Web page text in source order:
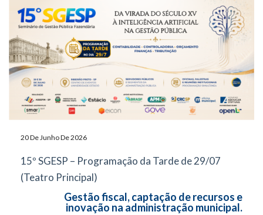
20 De Junho De 2026
15º SGESP – Programação da Tarde de 29/07
(Teatro Principal)
Gestão fiscal, captação de recursos e
inovação na administração municipal.